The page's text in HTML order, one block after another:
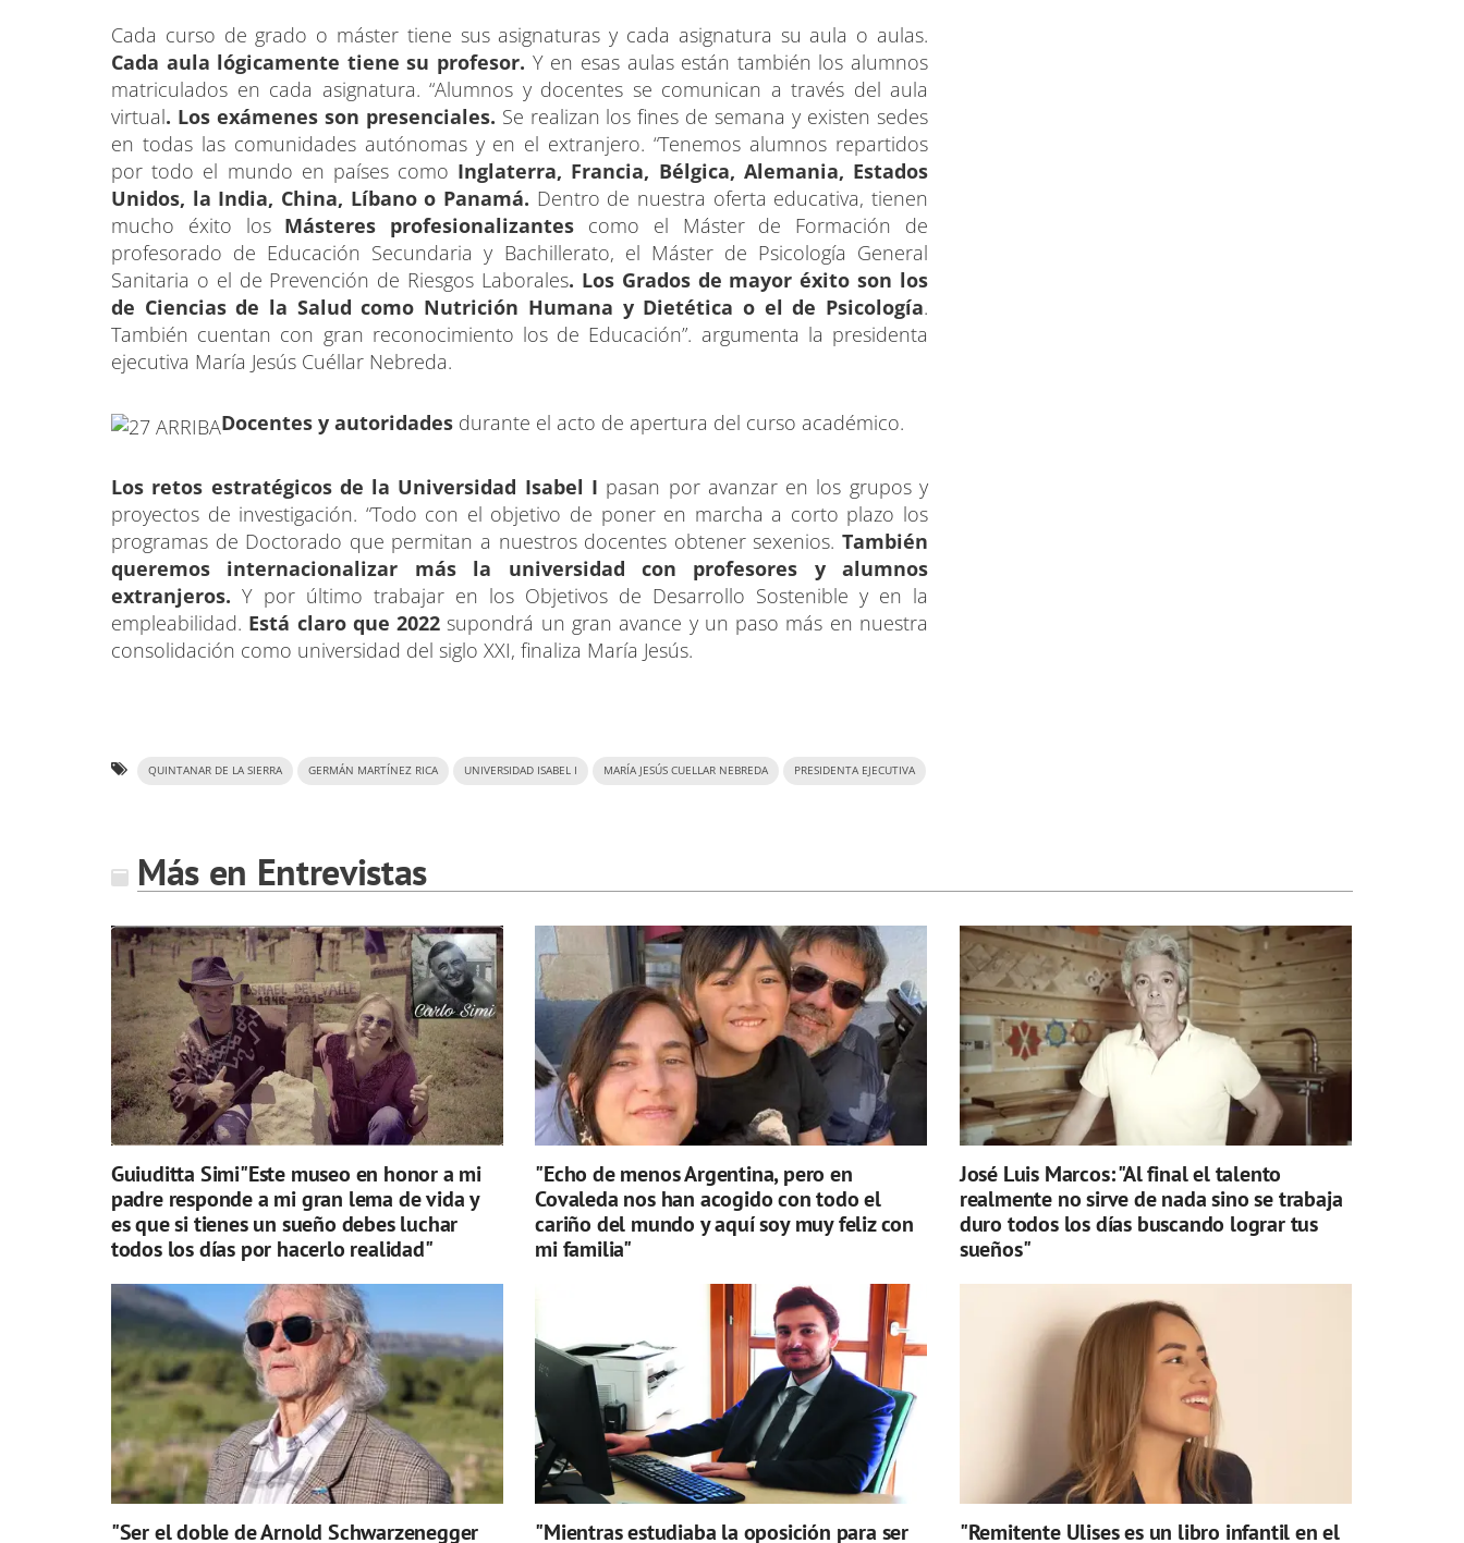
Cada curso de grado o máster tiene sus asignaturas y cada asignatura su aula o aulas.
Cada aula lógicamente tiene su profesor. Y en esas aulas están también los alumnos
matriculados en cada asignatura. “Alumnos y docentes se comunican a través del aula
virtual. Los exámenes son presenciales. Se realizan los fines de semana y existen sedes
en todas las comunidades autónomas y en el extranjero. “Tenemos alumnos repartidos
por todo el mundo en países como Inglaterra, Francia, Bélgica, Alemania, Estados
Unidos, la India, China, Líbano o Panamá. Dentro de nuestra oferta educativa, tienen
mucho éxito los Másteres profesionalizantes como el Máster de Formación de
profesorado de Educación Secundaria y Bachillerato, el Máster de Psicología General
Sanitaria o el de Prevención de Riesgos Laborales. Los Grados de mayor éxito son los
de Ciencias de la Salud como Nutrición Humana y Dietética o el de Psicología.
También cuentan con gran reconocimiento los de Educación”. argumenta la presidenta
ejecutiva María Jesús Cuéllar Nebreda.
Docentes y autoridades durante el acto de apertura del curso académico.
Los retos estratégicos de la Universidad Isabel I pasan por avanzar en los grupos y
proyectos de investigación. “Todo con el objetivo de poner en marcha a corto plazo los
programas de Doctorado que permitan a nuestros docentes obtener sexenios. También
queremos internacionalizar más la universidad con profesores y alumnos
extranjeros. Y por último trabajar en los Objetivos de Desarrollo Sostenible y en la
empleabilidad. Está claro que 2022 supondrá un gran avance y un paso más en nuestra
consolidación como universidad del siglo XXI, finaliza María Jesús.
QUINTANAR DE LA SIERRA GERMÁN MARTÍNEZ RICA UNIVERSIDAD ISABEL I MARÍA JESÚS CUELLAR NEBREDA PRESIDENTA EJECUTIVA
Más en Entrevistas
Guiuditta Simi"Este museo en honor a mi
padre responde a mi gran lema de vida y
es que si tienes un sueño debes luchar
todos los días por hacerlo realidad"
"Echo de menos Argentina, pero en
Covaleda nos han acogido con todo el
cariño del mundo y aquí soy muy feliz con
mi familia"
José Luis Marcos: "Al final el talento
realmente no sirve de nada sino se trabaja
duro todos los días buscando lograr tus
sueños"
"Ser el doble de Arnold Schwarzenegger "Mientras estudiaba la oposición para ser "Remitente Ulises es un libro infantil en el